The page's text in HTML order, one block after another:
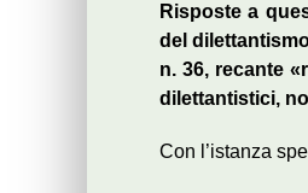
Risposte a
del
n. 36, recante
dilettantistici,
Con l’istanza